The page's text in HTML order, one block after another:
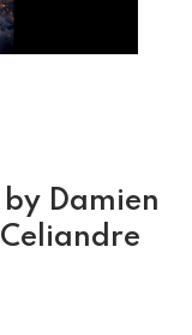
Damien